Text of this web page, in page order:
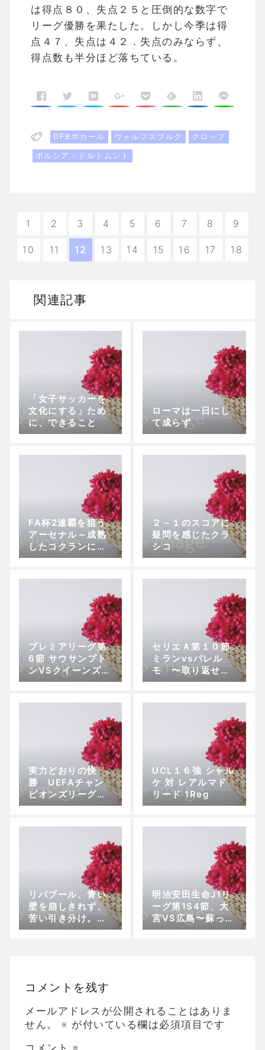
は得点８０、失点２５と圧倒的な数字で
リーグ優勝を果たした。しかし今季は得
点４７、失点は４２．失点のみならず、
得点数も半分ほど落ちている。
DFBポカール ヴォルフスブルク
クロップ
ボルシア・ドルトムント
1 2 3 4 5 6 7 8 9
10 11 12 13 14 15 16 17 18
関連記事
「女子サッカーを
文化にする」ため
に、できること
ローマは一日にし
て成らず
FA杯2連覇を狙う
アーセナル～成熟
したコクランに注
目【マッチプレビ
２－１のスコアに
疑問を感じたクラ
シコ
プレミアリーグ第
6節 サウサンプト
ンVSクイーンズパ
ークレンジャー
撃の理由
セリエＡ第１０節
ミランvsパレル
モ 〜取り返せる
か名声
実力どおりの快
勝 UEFAチャン
ピオンズリーグプ
レイオフ・バイヤ
ゼン対FCコペンハ
UCL１６強 シャル
ケ 対 レアルマド
リード 1Reg
リバプール、青い
壁を崩しきれず、
苦い引き分け。
キャピタル・ワ
明治安田生命J1リ
ーグ第1S4節、大
宮VS広島〜蘇っ
た”紫”の復活劇
コメントを残す
メールアドレスが公開されることはありま
せん。
※ が付いている欄は必須項目です
コメント ※